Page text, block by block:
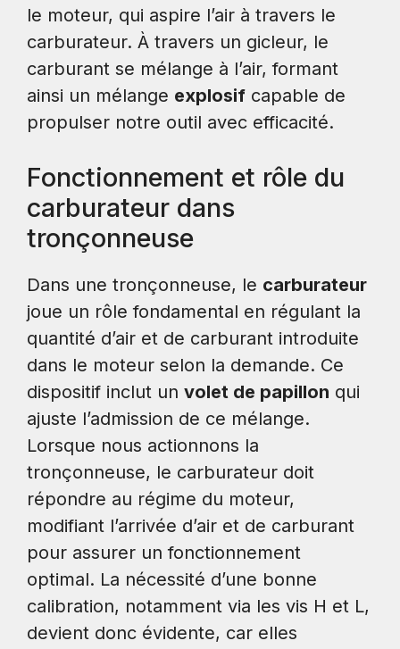
le moteur, qui aspire l’air à travers le
carburateur. À travers un gicleur, le
carburant se mélange à l’air, formant
ainsi un mélange explosif capable de
propulser notre outil avec efficacité.
Fonctionnement et rôle du
carburateur dans
tronçonneuse
Dans une tronçonneuse, le carburateur
joue un rôle fondamental en régulant la
quantité d’air et de carburant introduite
dans le moteur selon la demande. Ce
dispositif inclut un volet de papillon qui
ajuste l’admission de ce mélange.
Lorsque nous actionnons la
tronçonneuse, le carburateur doit
répondre au régime du moteur,
modifiant l’arrivée d’air et de carburant
pour assurer un fonctionnement
optimal. La nécessité d’une bonne
calibration, notamment via les vis H et L,
devient donc évidente, car elles